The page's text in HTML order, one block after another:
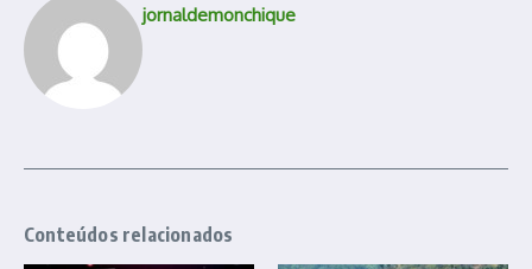
jornaldemonchique
Conteúdos relacionados